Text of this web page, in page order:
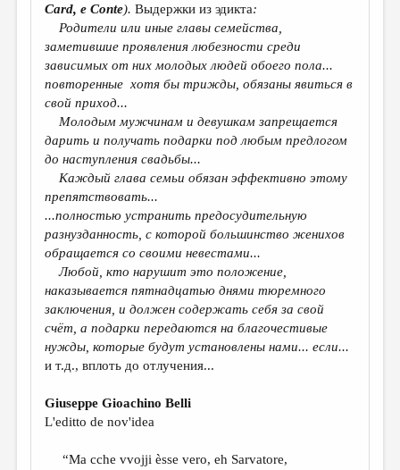
Card,e Conte).Выдержки из эдикта:
Родители или иныеглавы семейства,
заметившиепроявления любезности среди
зависимых от них молодых людей обоего пола...
повторенныe хотя бы трижды, обязаны явитьсяв
свой приход...
Молодым мужчинам и девушкам запрещается
дарить и получать подарки под любым предлогом
до наступления свадьбы...
Каждый глава семьи обязан эффективноэтому
препятствовать...
...полностью устранить предосудительную
разнузданность, с которой большинство женихов
обращается со своими невестами...
Любой, кто нарушит это положение,
наказывается пятнадцатью днями тюремного
заключения,и должен содержать себя за свой
счёт, а подарки передаются на благочестивые
нужды, которые будут установлены нами... если...
и т.д., вплоть до отлучения...
Giuseppe Gioachino Belli
L'editto de nov'idea
“Ma cche vvojji èsse vero, eh Sarvatore,